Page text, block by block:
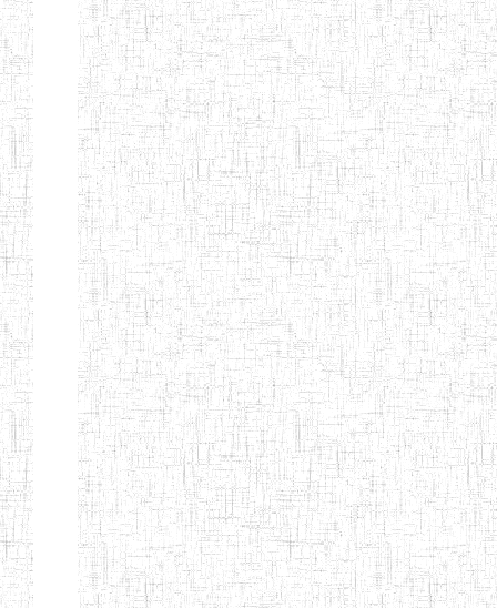
Etablissements
d'enseignement
normal
ENI
Chercher:
Effacer les filtres
Denomination
Type